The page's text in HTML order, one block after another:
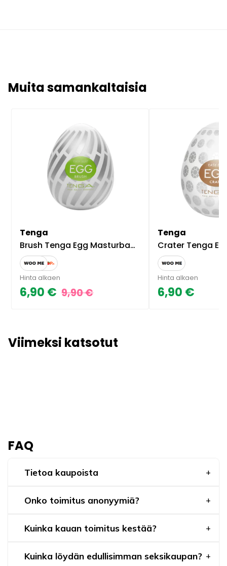
Muita samankaltaisia
Tenga
Brush Tenga Egg Masturbaattori
Hinta alkaen
6,90 € 9,90 €
Tenga
Crater Tenga Egg
Hinta alkaen
6,90 €
Viimeksi katsotut
FAQ
Tietoa kaupoista
Onko toimitus anonyymiä?
Kuinka kauan toimitus kestää?
Kuinka löydän edullisimman seksikaupan?